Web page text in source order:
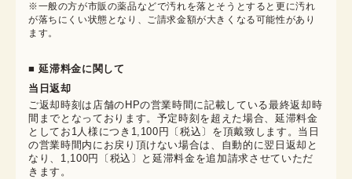
※一般の方が市販の薬品などで汚れを落とそうとすると更に汚れ
が落ちにくい状態となり、ご請求金額が大きくなる可能性があり
ます。
■ 延滞料金に関して
当日返却
ご返却時刻は店舗のHPの営業時間に記載している最終返却時
間までとなっております。予定時刻を超えた場合、延滞料金
としてお1人様につき1,100円〔税込〕を頂戴致します。当日
の営業時間内にお戻り頂けない場合は、自動的に翌日返却と
なり、1,100円〔税込〕と延滞料金を追加請求させていただ
きます。